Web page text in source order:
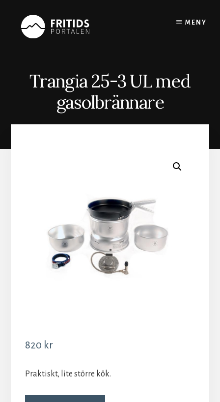
content
MENY
Trangia 25-3 UL med
gasolbrännare
820 kr
Praktiskt, lite större kök.